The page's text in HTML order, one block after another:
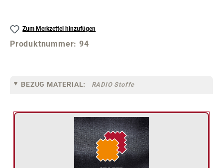
Zum Merkzettel hinzufügen
Produktnummer:94
BEZUG MATERIAL: RADIO Stoffe